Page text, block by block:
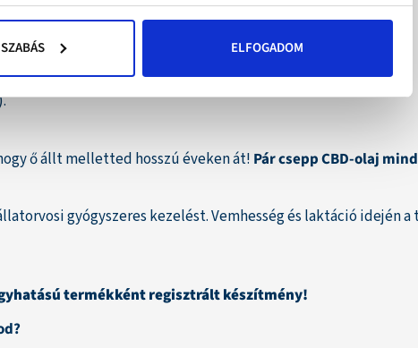
ELFOGADOM
ő állt melletted hosszú éveken át! Pár csepp CBD-olaj
gyógyszeres kezelést. Vemhesség és laktáció idején
termékként regisztrált készítmény!